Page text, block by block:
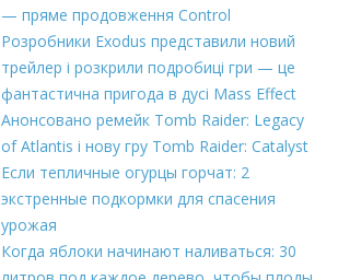
— пряме продовження Control
Розробники Exodus представили новий
трейлер і розкрили подробиці гри — це
фантастична пригода в дусі Mass Effect
Анонсовано ремейк Tomb Raider: Legacy
of Atlantis і нову гру Tomb Raider: Catalyst
Если тепличные огурцы горчат: 2
экстренные подкормки для спасения
урожая
Когда яблоки начинают наливаться: 30